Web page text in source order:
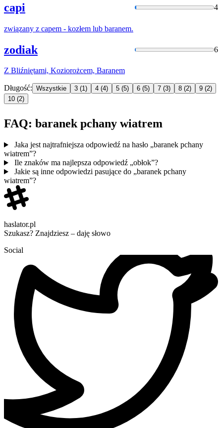
capi 4
związany z capem - kozłem lub baranem.
zodiak 6
Z Bliźniętami, Koziorożcem, Baranem
Długość: Wszystkie 3 (1) 4 (4) 5 (5) 6 (5) 7 (3) 8 (2) 9 (2)
10 (2)
FAQ: baranek pchany wiatrem
Jaka jest najtrafniejsza odpowiedź na hasło „baranek pchany
wiatrem”?
Ile znaków ma najlepsza odpowiedź „obłok”?
Jakie są inne odpowiedzi pasujące do „baranek pchany
wiatrem”?
haslator.pl
Szukasz? Znajdziesz – daję słowo
Social